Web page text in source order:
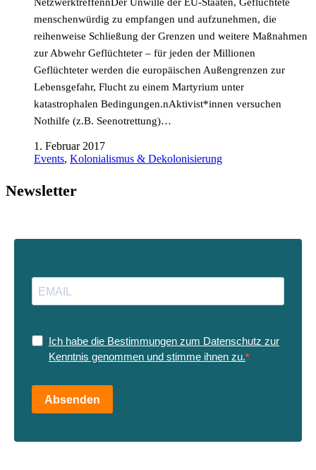
menschenwürdig zu empfangen und aufzunehmen, die
reihenweise Schließung der Grenzen und weitere Maßnahmen
zur Abwehr Geflüchteter – für jeden der Millionen
Geflüchteter werden die europäischen Außengrenzen zur
Lebensgefahr, Flucht zu einem Martyrium unter
katastrophalen Bedingungen.nAktivist*innen versuchen
Nothilfe (z.B. Seenotrettung)…
1. Februar 2017
Events, Kolonialismus & Dekolonisierung
Newsletter
Ich habe die Bestimmungen zum Datenschutz zur
Kenntnis genommen und stimme ihnen zu.
Absenden